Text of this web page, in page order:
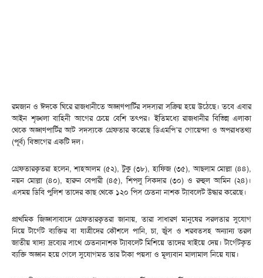
রমজান ও ঈদকে ঘিরে রাজধানীতে অজ্ঞাণপার্টির সদস্যরা সক্রিয় হয়ে উঠেছে। তবে এবার
আইন শৃঙ্খলা বাহিনী আগের চেয়ে বেশি তৎপর। ইতিমধ্যে রাজধানীর বিভিন্ন এলাকা
থেকে অজ্ঞাণপার্টির আট সদস্যকে গ্রেফতার করেছে ডিএমপি’র গোয়েন্দা ও অপরাধতথ্য
(পূর্ব) বিভাগের একটি দল।
গ্রেফতারকৃতরা হলেন, শাহআলম (৫২), টুকু (৩৮), হাফিজ (৩৫), আছলাম মোল্লা (৪৪),
নয়ন মোল্লা (৪০), হারুন বেপারী (৪৫), শিপলু সিকদার (৩০) ও রুহুল আমিন (২৪)।
এসময় ডিবি পুলিশ তাদের কাছ থেকে ১২০ পিস চেতনা নাশক ট্যাবলেট উদ্ধার করেছে।
প্রাথমিক জিজ্ঞাসাবাদে গ্রেফতারকৃতরা জানায়, তারা সাধারণ মানুষের সরলতার সুযোগ
নিয়ে টার্গেট ব্যক্তির বা যাত্রীদের কৌশলে পানি, চা, জুঁস ও শরবতসহ অন্যান্য তরল
জাতীয় খাদ্য দ্রব্যের সাথে চেতনানাশক ট্যাবলেট মিশিয়ে তাদের খাইয়ে দেয়। টার্গেটকৃত
ব্যক্তি অজ্ঞান হয়ে গেলে সুযোগমত তার টাকা পয়সা ও মূল্যবান মালামাল নিয়ে যায়।